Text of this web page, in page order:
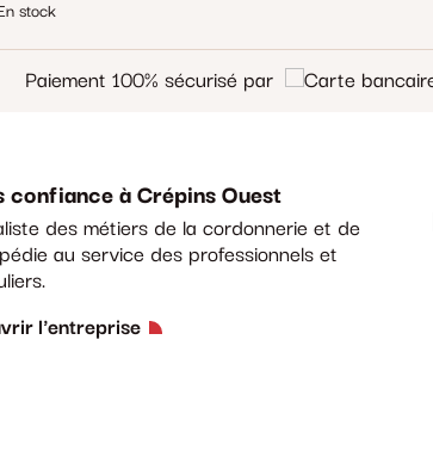
stock
Paiement 100% sécurisé par
confiance à Crépins Ouest
des métiers de la cordonnerie et de
au service des professionnels et
l'entreprise